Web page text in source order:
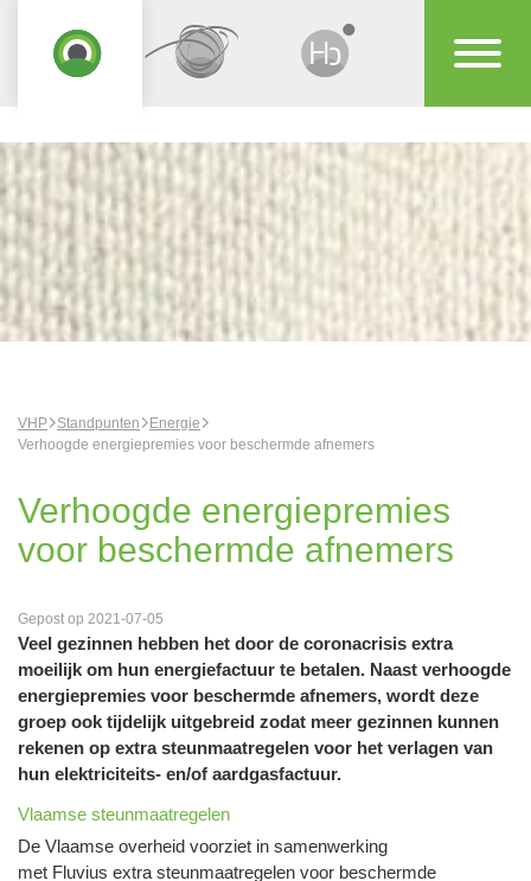
VHP Standpunten
Energie
Verhoogde energiepremies voor beschermde afnemers
Verhoogde energiepremies
voor beschermde afnemers
Gepost op 2021-07-05
Veel gezinnen hebben het door de coronacrisis extra
moeilijk om hun energiefactuur te betalen. Naast verhoogde
energiepremies voor beschermde afnemers, wordt deze
groep ook tijdelijk uitgebreid zodat meer gezinnen kunnen
rekenen op extra steunmaatregelen voor het verlagen van
hun elektriciteits- en/of aardgasfactuur.
Vlaamse steunmaatregelen
De Vlaamse overheid voorziet in samenwerking
met Fluvius extra steunmaatregelen voor beschermde